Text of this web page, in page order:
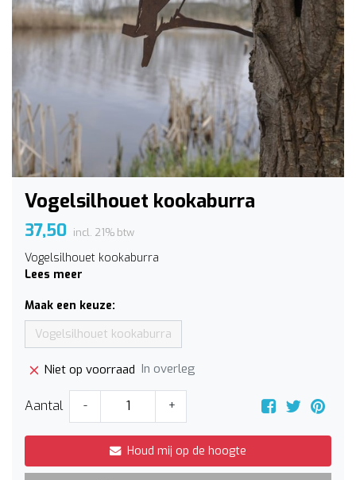
Vogelsilhouet kookaburra
37,50 incl. 21% btw
Vogelsilhouet kookaburra
Lees meer
Maak een keuze:
Vogelsilhouet kookaburra
Niet op voorraad In overleg
Aantal - +
Houd mij op de hoogte